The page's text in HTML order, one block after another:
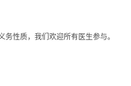
务性质，我们欢迎所有医生参与。